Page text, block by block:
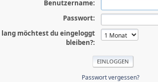
Benutzername:
Passwort:
lang möchtest du eingeloggt
bleiben?:
Passwort vergessen?